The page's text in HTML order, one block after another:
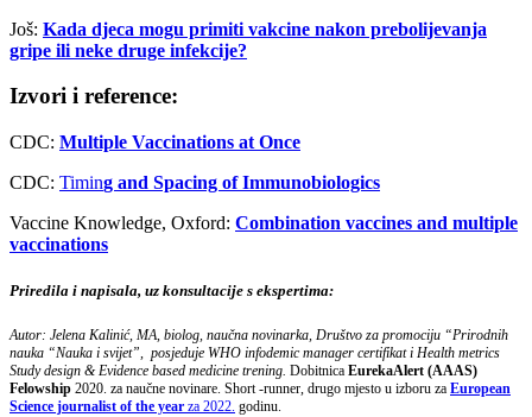
Još: Kada djeca mogu primiti vakcine nakon prebolijevanja
gripe ili neke druge infekcije?
Izvori i reference:
CDC: Multiple Vaccinations at Once
CDC: Timing and Spacing of Immunobiologics
Vaccine Knowledge, Oxford: Combination vaccines and multiple
vaccinations
Priredila i napisala, uz konsultacije s ekspertima:
Autor: Jelena Kalinić, MA, biolog, naučna novinarka, Društvo za promociju “Prirodnih
nauka “Nauka i svijet”, posjeduje WHO infodemic manager certifikat i Health metrics
Study design & Evidence based medicine trening. Dobitnica EurekaAlert (AAAS)
Felowship 2020. za naučne novinare. Short -runner, drugo mjesto u izboru za European
Science journalist of the year za 2022. godinu.